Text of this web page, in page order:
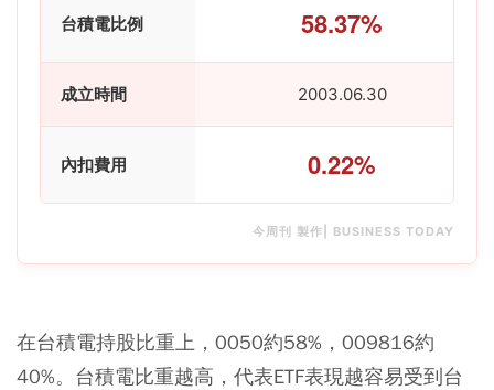
台積電比例 58.37%
成立時間 2003.06.30
內扣費用 0.22%
今周刊 製作| BUSINESS TODAY
在台積電持股比重上，0050約58%，009816約
40%。台積電比重越高，代表ETF表現越容易受到台